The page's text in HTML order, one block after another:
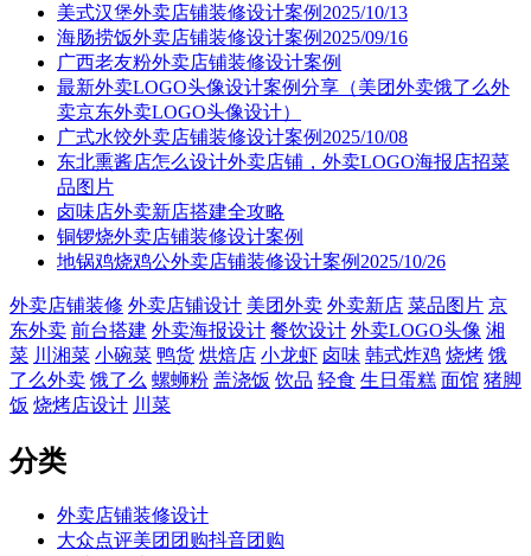
美式汉堡外卖店铺装修设计案例2025/10/13
海肠捞饭外卖店铺装修设计案例2025/09/16
广西老友粉外卖店铺装修设计案例
最新外卖LOGO头像设计案例分享（美团外卖饿了么外
卖京东外卖LOGO头像设计）
广式水饺外卖店铺装修设计案例2025/10/08
东北熏酱店怎么设计外卖店铺，外卖LOGO海报店招菜
品图片
卤味店外卖新店搭建全攻略
铜锣烧外卖店铺装修设计案例
地锅鸡烧鸡公外卖店铺装修设计案例2025/10/26
外卖店铺装修 外卖店铺设计 美团外卖 外卖新店 菜品图片 京
东外卖 前台搭建 外卖海报设计 餐饮设计 外卖LOGO头像 湘
菜 川湘菜 小碗菜 鸭货 烘焙店 小龙虾 卤味 韩式炸鸡 烧烤 饿
了么外卖 饿了么 螺蛳粉 盖浇饭 饮品 轻食 生日蛋糕 面馆 猪脚
饭 烧烤店设计 川菜
分类
外卖店铺装修设计
大众点评美团团购抖音团购